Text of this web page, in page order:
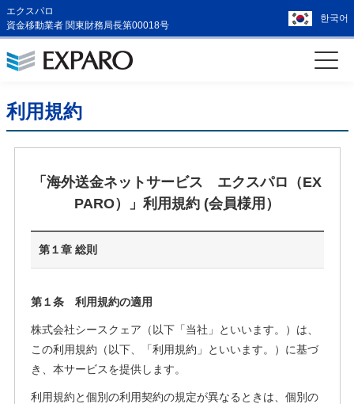
エクスパロ
資金移動業者 関東財務局長第00018号
한국어
利用規約
「海外送金ネットサービス エクスパロ（EX
PARO）」利用規約 (会員様用）
第１章 総則
第１条 利用規約の適用
株式会社シースクェア（以下「当社」といいます。）は、
この利用規約（以下、「利用規約」といいます。）に基づ
き、本サービスを提供します。
利用規約と個別の利用契約の規定が異なるときは、個別の